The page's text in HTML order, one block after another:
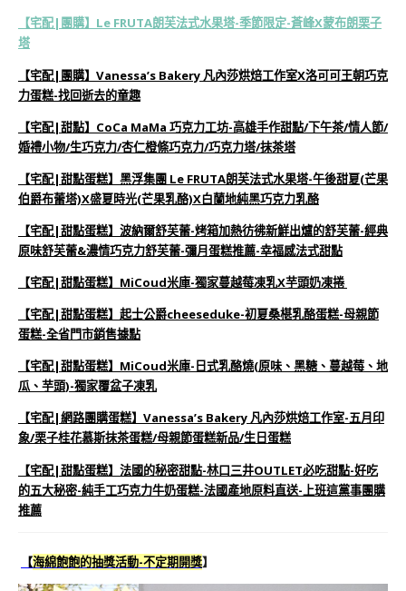
【宅配|團購】Le FRUTA朗芙法式水果塔-季節限定-蒼峰X蒙布朗栗子
塔
【宅配|團購】Vanessa’s Bakery 凡內莎烘焙工作室X洛可可王朝巧克
力蛋糕-找回逝去的童趣
【宅配|甜點】CoCa MaMa 巧克力工坊-高雄手作甜點/下午茶/情人節/
婚禮小物/生巧克力/杏仁橙條巧克力/巧克力塔/抹茶塔
【宅配|甜點蛋糕】黑浮集團 Le FRUTA朗芙法式水果塔-午後甜夏(芒果
伯爵布蕾塔)X盛夏時光(芒果乳酪)X白蘭地純黑巧克力乳酪
【宅配|甜點蛋糕】波納爾舒芙蕾-烤箱加熱彷彿新鮮出爐的舒芙蕾-經典
原味舒芙蕾&濃情巧克力舒芙蕾-彌月蛋糕推薦-幸福感法式甜點
【宅配|甜點蛋糕】MiCoud米庫-獨家蔓越莓凍乳X芋頭奶凍捲
【宅配|甜點蛋糕】起士公爵cheeseduke-初夏桑椹乳酪蛋糕-母親節
蛋糕-全省門市銷售據點
【宅配|甜點蛋糕】MiCoud米庫-日式乳酪燒(原味、黑糖、蔓越莓、地
瓜、芋頭)-獨家覆盆子凍乳
【宅配|網路團購蛋糕】Vanessa’s Bakery 凡內莎烘焙工作室-五月印
象/栗子桂花慕斯抹茶蛋糕/母親節蛋糕新品/生日蛋糕
【宅配|甜點蛋糕】法國的秘密甜點-林口三井OUTLET必吃甜點-好吃
的五大秘密-純手工巧克力牛奶蛋糕-法國產地原料直送-上班這黨事團購
推薦
【海綿飽飽的抽獎活動-不定期開獎】